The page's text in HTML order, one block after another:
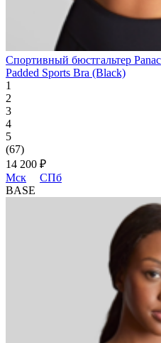
Спортивный бюстгальтер
Padded Sports Bra (Black)
1
2
3
4
5
(67)
14 200 ₽
Мск
СПб
BASE